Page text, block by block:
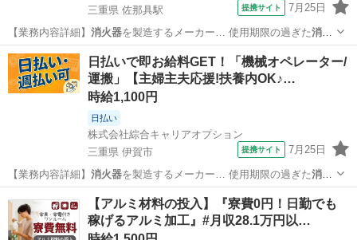
三重県 佐那具駅
提携サイト 7月25日
【業務内容詳細】 消火器 を製造するメーカー… 使用期限の過ぎた消火
器を回収し、 分解と… 報】使用期限切れの消火器 【職場の雰囲気…
三重 伊賀市 佐那具駅 工場
日払いで即お給料GET！「機械オペレーター/
運搬」【主婦主夫応援!扶養内OK♪…
時給1,100円
日払い
株式会社綜合キャリアオプション
三重県 伊賀市
提携サイト 7月25日
【業務内容詳細】 消火器 を製造するメーカー… 使用期限の過ぎた消火
器を回収し、 分解と… 報】使用期限切れの消火器 ブランクが長く…
【アルミ材料の投入】『寮費0円！日勤でも
稼げるアルミ加工』#月収28.1万円以…